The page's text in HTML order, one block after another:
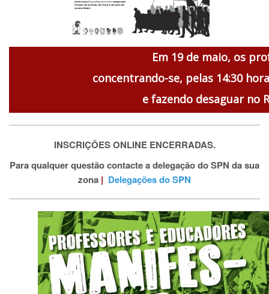
Em 19 de maio, os
concentrando-se, pelas 14:30
e fazendo desaguar no
INSCRIÇÕES ONLINE ENCERRADAS.
Para qualquer questão contacte a delegação do SPN da sua
zona | Delegações do SPN